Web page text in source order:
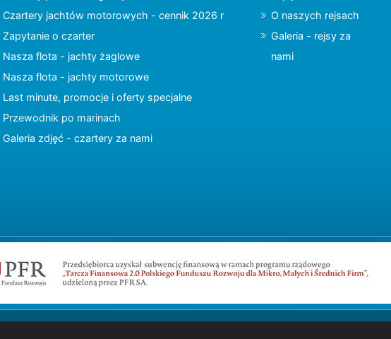
Czartery jachtów motorowych - cennik 2026 r
Zapytanie o czarter
Nasza flota - jachty żaglowe
Nasza flota - jachty motorowe
Last minute, promocje i oferty specjalne
Przewodnik po marinach
Galeria zdjęć - czartery za nami
O naszych rejsach
Galeria - rejsy za
nami